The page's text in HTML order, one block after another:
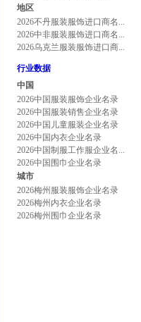
地区
2026不丹服装服饰进口商名...
2026中非服装服饰进口商名...
2026乌克兰服装服饰进口商...
行业数据
中国
2026中国服装服饰企业名录
2026中国服装销售企业名录
2026中国儿童服装企业名录
2026中国内衣企业名录
2026中国制服工作服企业名...
2026中国围巾企业名录
城市
2026梅州服装服饰企业名录
2026梅州内衣企业名录
2026梅州围巾企业名录